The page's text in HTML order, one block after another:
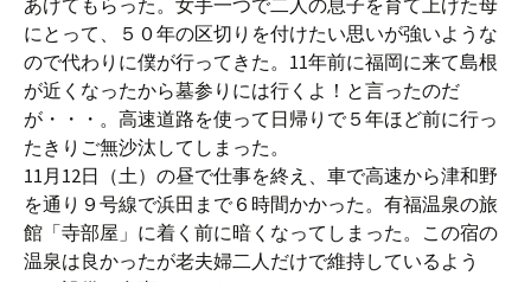
あげてもらった。女手一つで二人の息子を育て上げた母
にとって、５０年の区切りを付けたい思いが強いような
ので代わりに僕が行ってきた。11年前に福岡に来て島根
が近くなったから墓参りには行くよ！と言ったのだ
が・・・。高速道路を使って日帰りで５年ほど前に行っ
たきりご無沙汰してしまった。
11月12日（土）の昼で仕事を終え、車で高速から津和野
を通り９号線で浜田まで６時間かかった。有福温泉の旅
館「寺部屋」に着く前に暗くなってしまった。この宿の
温泉は良かったが老夫婦二人だけで維持しているよう